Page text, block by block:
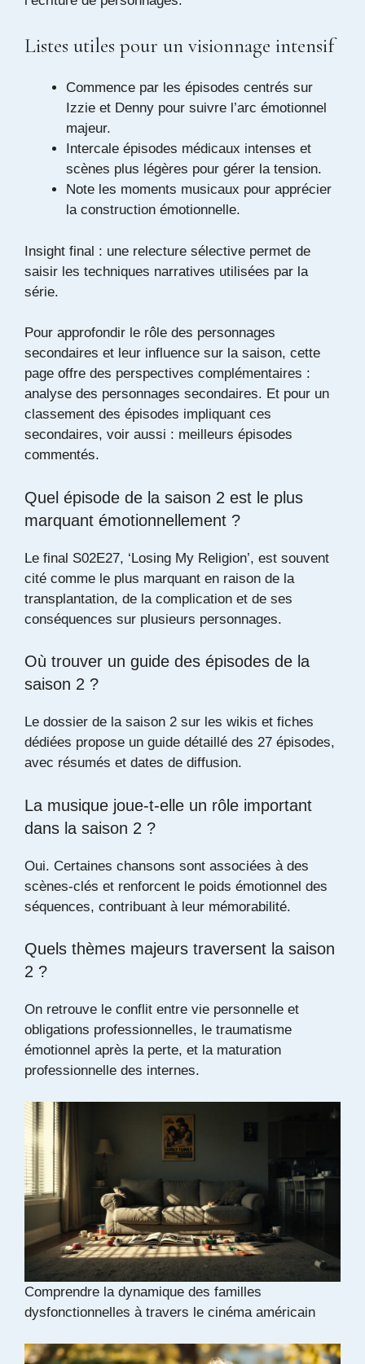
Listes utiles pour un visionnage intensif
Commence par les épisodes centrés sur
Izzie et Denny pour suivre l’arc émotionnel
majeur.
Intercale épisodes médicaux intenses et
scènes plus légères pour gérer la tension.
Note les moments musicaux pour apprécier
la construction émotionnelle.
Insight final : une relecture sélective permet de
saisir les techniques narratives utilisées par la
série.
Pour approfondir le rôle des personnages
secondaires et leur influence sur la saison, cette
page offre des perspectives complémentaires :
analyse des personnages secondaires. Et pour un
classement des épisodes impliquant ces
secondaires, voir aussi : meilleurs épisodes
commentés.
Quel épisode de la saison 2 est le plus
marquant émotionnellement ?
Le final S02E27, ‘Losing My Religion’, est souvent
cité comme le plus marquant en raison de la
transplantation, de la complication et de ses
conséquences sur plusieurs personnages.
Où trouver un guide des épisodes de la
saison 2 ?
Le dossier de la saison 2 sur les wikis et fiches
dédiées propose un guide détaillé des 27 épisodes,
avec résumés et dates de diffusion.
La musique joue-t-elle un rôle important
dans la saison 2 ?
Oui. Certaines chansons sont associées à des
scènes-clés et renforcent le poids émotionnel des
séquences, contribuant à leur mémorabilité.
Quels thèmes majeurs traversent la saison
2 ?
On retrouve le conflit entre vie personnelle et
obligations professionnelles, le traumatisme
émotionnel après la perte, et la maturation
professionnelle des internes.
Comprendre la dynamique des familles
dysfonctionnelles à travers le cinéma américain